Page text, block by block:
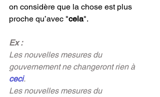
on considère que la chose est plus
proche qu’avec "cela".
Ex :
Les nouvelles mesures du
gouvernement ne changeront rien à
ceci.
Les nouvelles mesures du